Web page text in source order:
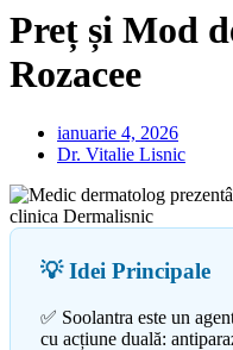
Preț și Mod
Rozacee
ianuarie 4, 2026
Dr. Vitalie Lisnic
💡 Idei Principale
✅ Soolantra este un
cu acțiune duală: